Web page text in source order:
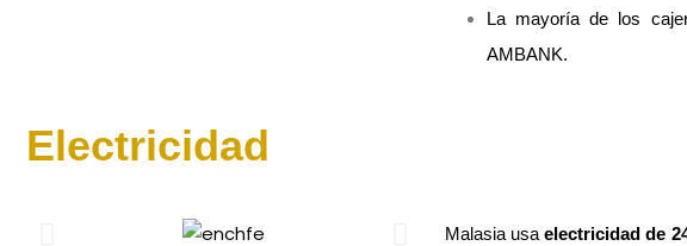
La mayoría de los
AMBANK.
Electricidad
Malasia usaelectricidad de